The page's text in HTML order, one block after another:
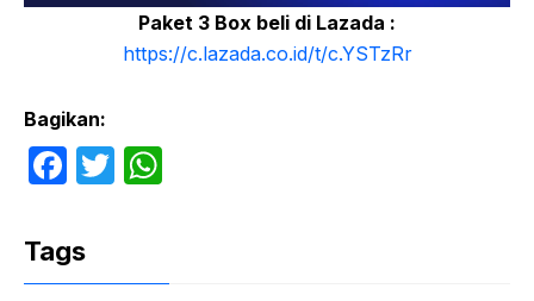
Paket 3 Box beli di Lazada :
https://c.lazada.co.id/t/c.YSTzRr
Bagikan:
F
c
e
T
er s
Tags